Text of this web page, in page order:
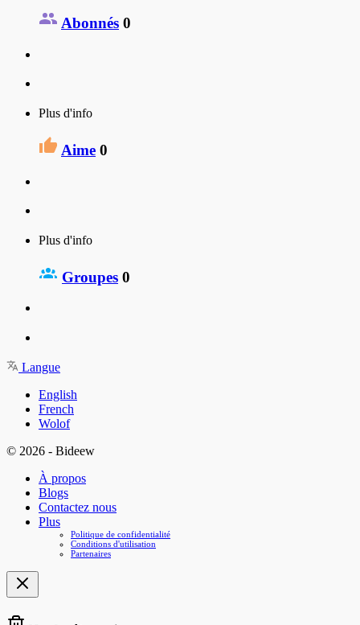
Abonnés 0
Plus d'info
Aime 0
Plus d'info
Groupes 0
Langue
English
French
Wolof
© 2026 - Bideew
À propos
Blogs
Contactez nous
Plus
Politique de confidentialité
Conditions d'utilisation
Partenaires